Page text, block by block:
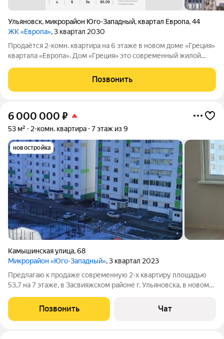
Ульяновск, микрорайон Юго-Западный, квартал Европа,44
ЖК «Европа», 3 квартал 2030
Продаётся 2-комн. квартира на 6 этаже в новом доме «Греция»
квартала «Европа». Дом «Греция» это современный жилой
Здесь продумано всё для комфортной жизни: уютный зелёный
двор без машин,
Позвонить
6 000 000 ₽
53 м² 2-комн. квартира 7 этаж из 9
новостройка
Камышинская улица,68
Микрорайон «Юго-Западный», 3 квартал 2023
Предлагаю к продаже современную 2-х квартиру площадью
53,7 на 7 этаже, в Засвияжском районе г. Ульяновска, в новом
не жил. Дом панельный с автономным отоплением!
Планировка: распашонка - на две
Позвонить Чат